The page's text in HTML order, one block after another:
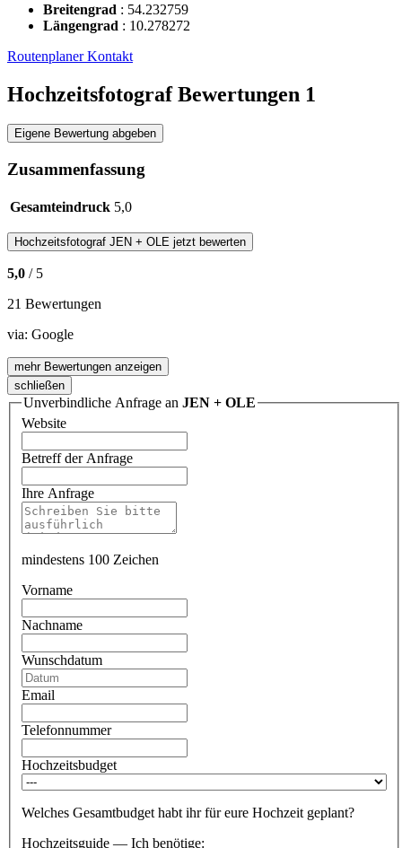
Breitengrad : 54.232759
Längengrad : 10.278272
RoutenplanerKontakt
Hochzeitsfotograf Bewertungen 1
Eigene Bewertung abgeben
Zusammenfassung
Gesamteindruck 5,0
Hochzeitsfotograf JEN + OLE jetzt bewerten
5,0 / 5
21 Bewertungen
via: Google
mehr Bewertungen anzeigen
schließen
Unverbindliche Anfrage an JEN + OLE
Website
Betreff der Anfrage
Ihre Anfrage
mindestens 100 Zeichen
Vorname
Nachname
Wunschdatum
Email
Telefonnummer
Hochzeitsbudget
Welches Gesamtbudget habt ihr für eure Hochzeit geplant?
Hochzeitsguide — Ich benötige: